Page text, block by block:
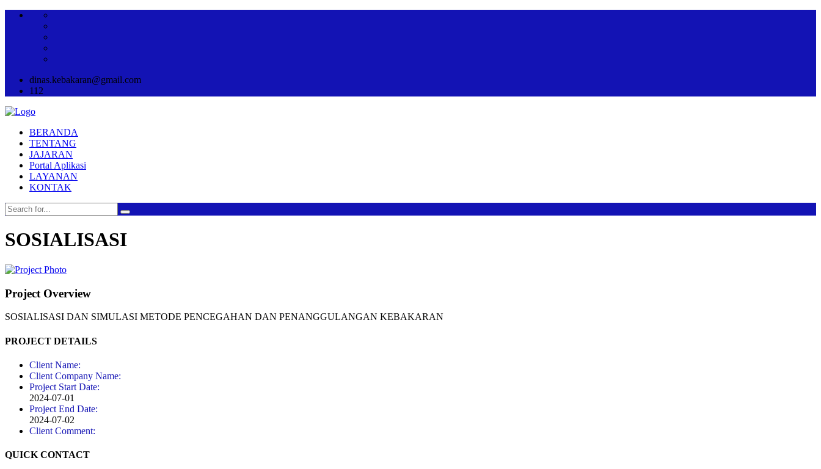
dinas.kebakaran@gmail.com
112
BERANDA
TENTANG
JAJARAN
Portal Aplikasi
LAYANAN
KONTAK
SOSIALISASI
Project Overview
SOSIALISASI DAN SIMULASI METODE PENCEGAHAN DAN PENANGGULANGAN KEBAKARAN
PROJECT DETAILS
Client Name:
Client Company Name:
Project Start Date:
2024-07-01
Project End Date:
2024-07-02
Client Comment:
QUICK CONTACT